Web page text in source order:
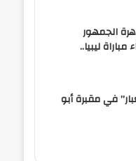
لمظاهرة الجمهور
مباراة ليبيا..
في مقبرة أبو